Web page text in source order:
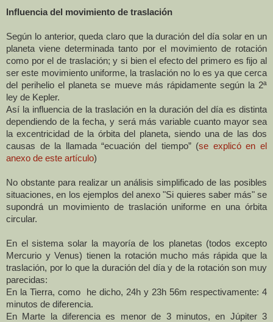
Influencia del movimiento de traslación
Según lo anterior, queda claro que la duración del día solar en un
planeta viene determinada tanto por el movimiento de rotación
como por el de traslación; y si bien el efecto del primero es fijo al
ser este movimiento uniforme, la traslación no lo es ya que cerca
del perihelio el planeta se mueve más rápidamente según la 2ª
ley de Kepler.
Así la influencia de la traslación en la duración del día es distinta
dependiendo de la fecha, y será más variable cuanto mayor sea
la excentricidad de la órbita del planeta, siendo una de las dos
causas de la llamada “ecuación del tiempo” (se explicó en el
anexo de este artículo)
No obstante para realizar un análisis simplificado de las posibles
situaciones, en los ejemplos del anexo "Si quieres saber más" se
supondrá un movimiento de traslación uniforme en una órbita
circular.
En el sistema solar la mayoría de los planetas (todos excepto
Mercurio y Venus) tienen la rotación mucho más rápida que la
traslación, por lo que la duración del día y de la rotación son muy
parecidas:
En la Tierra, como he dicho, 24h y 23h 56m respectivamente: 4
minutos de diferencia.
En Marte la diferencia es menor de 3 minutos, en Júpiter 3